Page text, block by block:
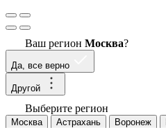
Ваш регион Москва?
Да, все верно
Другой
Выберите регион
Москва Астрахань Воронеж